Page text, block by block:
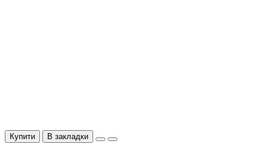
Купити В закладки